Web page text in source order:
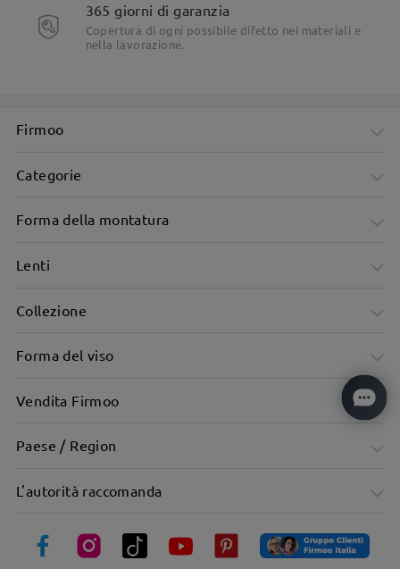
365 giorni di garanzia
Copertura di ogni possibile difetto nei materiali e
nella lavorazione.
Firmoo
Categorie
Forma della montatura
Lenti
Collezione
Forma del viso
Vendita Firmoo
Paese / Region
L'autorità raccomanda